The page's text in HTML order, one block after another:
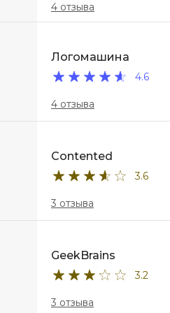
4 отзыва
Логомашина
4.6
4 отзыва
Contented
3.6
3 отзыва
GeekBrains
3.2
3 отзыва